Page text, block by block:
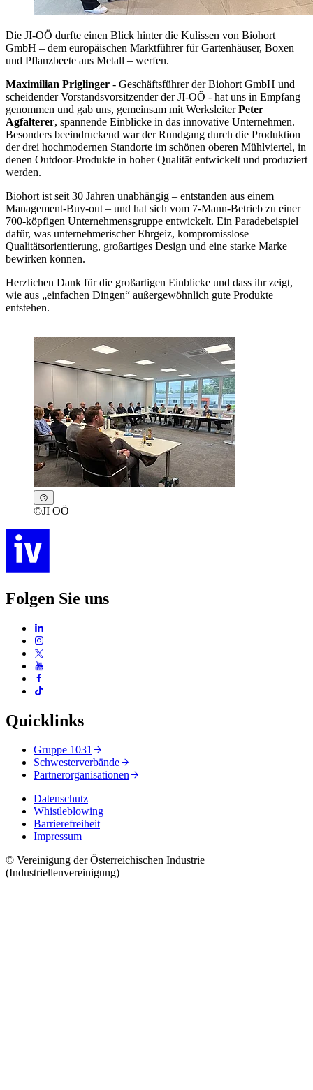
Die JI-OÖ durfte einen Blick hinter die Kulissen von Biohort
GmbH – dem europäischen Marktführer für Gartenhäuser, Boxen
und Pflanzbeete aus Metall – werfen.
Maximilian Priglinger - Geschäftsführer der Biohort GmbH und
scheidender Vorstandsvorsitzender der JI-OÖ - hat uns in Empfang
genommen und gab uns, gemeinsam mit WerksleiterPeter
Agfalterer, spannende Einblicke in das innovative Unternehmen.
Besonders beeindruckend war der Rundgang durch die Produktion
der drei hochmodernen Standorte im schönen oberen Mühlviertel, in
denen Outdoor-Produkte in hoher Qualität entwickelt und produziert
werden.
Biohort ist seit 30 Jahren unabhängig – entstanden aus einem
Management-Buy-out – und hat sich vom 7-Mann-Betrieb zu einer
700-köpfigen Unternehmensgruppe entwickelt. Ein Paradebeispiel
dafür, was unternehmerischer Ehrgeiz, kompromisslose
Qualitätsorientierung, großartiges Design und eine starke Marke
bewirken können.
Herzlichen Dank für die großartigen Einblicke und dass ihr zeigt,
wie aus „einfachen Dingen“ außergewöhnlich gute Produkte
entstehen.
©JI OÖ
Folgen Sie uns
Quicklinks
Gruppe 1031
Schwesterverbände
Partnerorganisationen
Datenschutz
Whistleblowing
Barrierefreiheit
Impressum
© Vereinigung der Österreichischen Industrie
(Industriellenvereinigung)